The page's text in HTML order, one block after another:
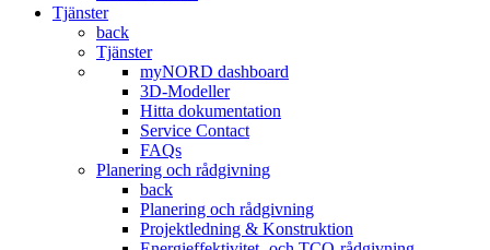
Tjänster
back
Tjänster
myNORD dashboard
3D-Modeller
Hitta dokumentation
Service Contact
FAQs
Planering och rådgivning
back
Planering och rådgivning
Projektledning & Konstruktion